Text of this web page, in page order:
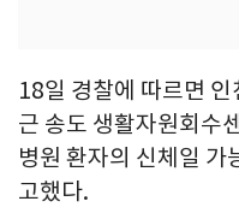
18일 경찰에 따르면 인
근 송도 생활자원회수
병원 환자의 신체일 가
고했다.